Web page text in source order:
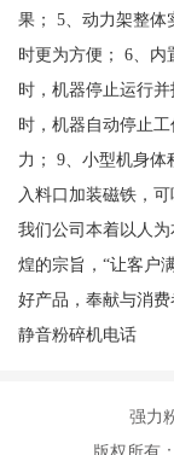
果； 5、动力架整体
时更为方便； 6、
时，机器停止运行
时，机器自动停止
力； 9、小型机身体
入料口加装磁铁，可
我们公司本着以人
煌的宗旨，“让客户
好产品，奉献与消费
静音粉碎机电话
强力